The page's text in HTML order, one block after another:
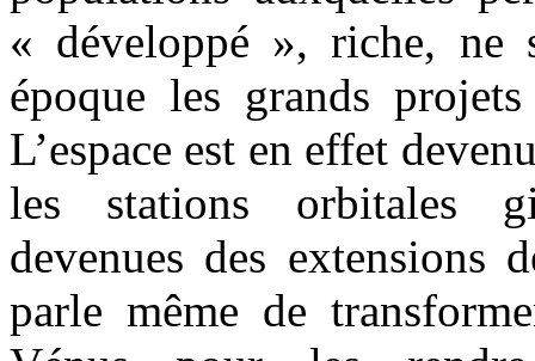
« développé », riche, ne
époque les grands
L’espace est en effet
les stations orbitales
devenues des extensions
parle même de